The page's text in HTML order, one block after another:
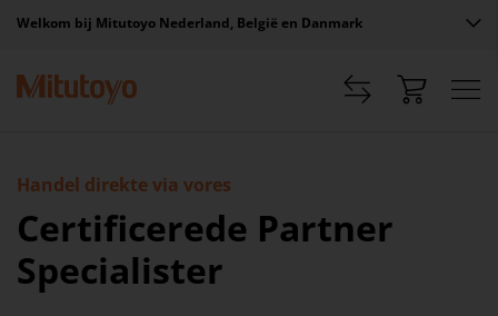
Welkom bij Mitutoyo Nederland, België en Danmark
Handel direkte via vores
Certificerede Partner
Specialister